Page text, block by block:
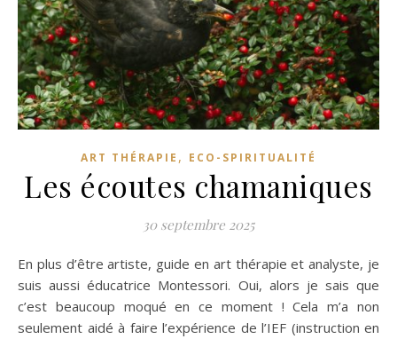
ART THÉRAPIE , ECO-SPIRITUALITÉ
Les écoutes chamaniques
30 septembre 2025
En plus d’être artiste, guide en art thérapie et analyste, je
suis aussi éducatrice Montessori. Oui, alors je sais que
c’est beaucoup moqué en ce moment ! Cela m’a non
seulement aidé à faire l’expérience de l’IEF (instruction en